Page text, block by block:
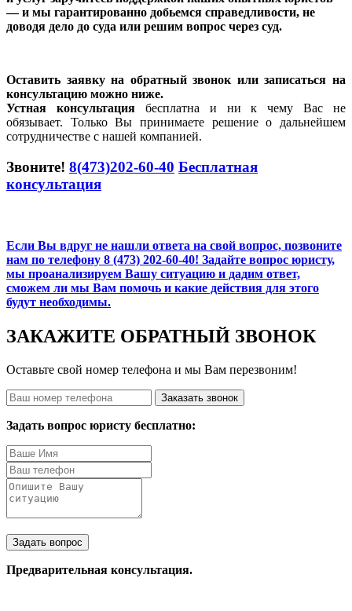
— и мы гарантированно добьемся справедливости, не
доводя дело до суда или решим вопрос через суд.
Оставить заявку на обратный звонок или записаться на
консультацию можно ниже.
Устная консультациябесплатна и ни к чему Вас не
обязывает. Только Вы принимаете решение о дальнейшем
сотрудничестве с нашей компанией.
Звоните! 8(473)202-60-40 Бесплатная
консультация
Если Вы вдруг не нашли ответа на свой вопрос, позвоните
нам по телефону 8 (473) 202-60-40! Задайте вопрос юристу,
мы проанализируем Вашу ситуацию и дадим ответ,
сможем ли мы Вам помочь и какие действия для этого
будут необходимы.
ЗАКАЖИТЕ ОБРАТНЫЙ ЗВОНОК
Оставьте свой номер телефона и мы Вам перезвоним!
Заказать звонок
Задать вопрос юристу бесплатно:
Задать вопрос
Предварительная консультация.